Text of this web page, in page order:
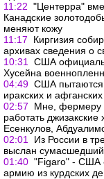
11:22 "Центерра"
Канадские
меняют кожу
11:17
Киргизия
архивах сведения о
10:31
США
Хусейна
04:49 США пытаются
иракских и
02:57
Мне, фермеру
работать
Есенкулов,
02:01
Из России в
выслан сумасшедший
01:40 "Figaro" - США
армию из курдских